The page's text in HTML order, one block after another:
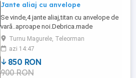
Jante aliaj cu anvelope
Se vinde,4 jante aliaj,titan cu anvelope de
vară..aproape noi.Debrica.made
polond..165/60.R 14...se vinde set
Turnu Magurele, Teleorman
azi 14:47
850 RON
900 RON